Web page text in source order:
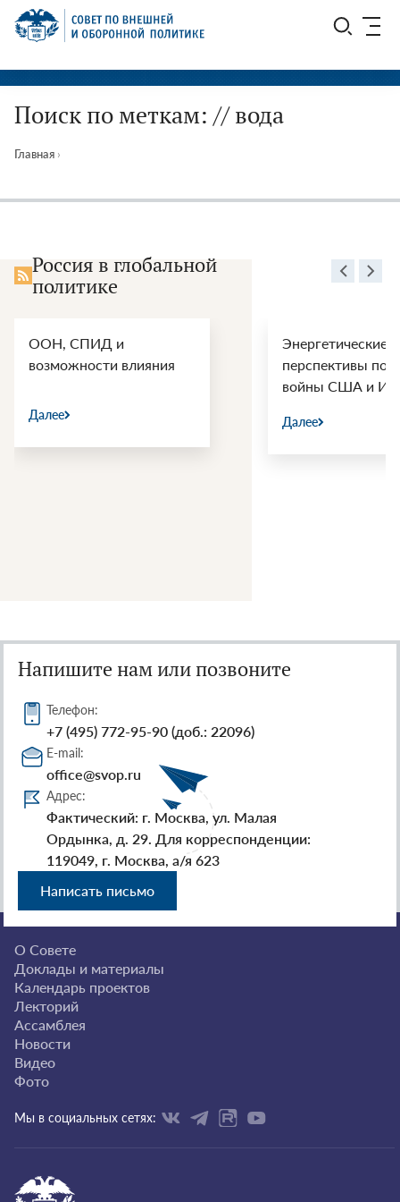
Перейти
СВОП
Поиск по меткам: // вода
Главная ›
Россия в глобальной
политике
ООН, СПИД и
возможности влияния
Далее
Энергетические
перспективы
войны США и
Далее
Напишите нам или позвоните
Телефон:
+7 (495) 772-95-90 (доб.: 22096)
E-mail:
office@svop.ru
Адрес:
Фактический: г. Москва, ул. Малая
Ордынка, д. 29. Для корреспонденции:
119049, г. Москва, а/я 623
Написать письмо
О Совете
Доклады и материалы
Календарь проектов
Лекторий
Ассамблея
Новости
Видео
Фото
Мы в социальных сетях: